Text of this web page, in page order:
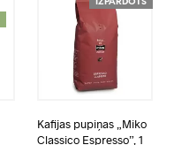
Kafijas pupiņas „Miko
Classico Espresso”, 1